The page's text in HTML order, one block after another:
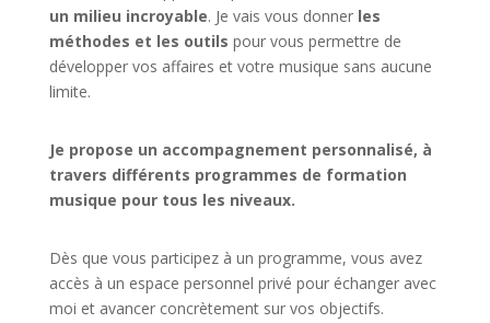
un milieu incroyable. Je vais vous donner les
méthodes et les outils pour vous permettre de
développer vos affaires et votre musique sans aucune
limite.
Je propose un accompagnement personnalisé, à
travers différents programmes de formation
musique pour tous les niveaux.
Dès que vous participez à un programme, vous avez
accès à un espace personnel privé pour échanger avec
moi et avancer concrètement sur vos objectifs.